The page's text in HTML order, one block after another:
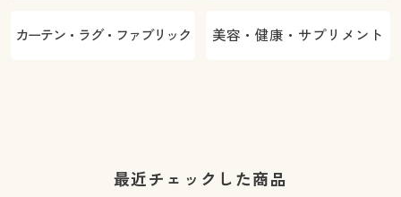
カーテン・ラグ・ファブリック 美容・健康・サプリメント
最近チェックした商品